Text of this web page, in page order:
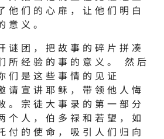
他们的心扉，让他们明白
意义。
谜团，把故事的碎片拼凑
所经验的事的意义。 然后
是这些事情的见证
请宣讲耶稣，带领他人悔
。宗徒大事录的第一部分
个人，伯多禄和若望，如
付的使命，吸引人们归向